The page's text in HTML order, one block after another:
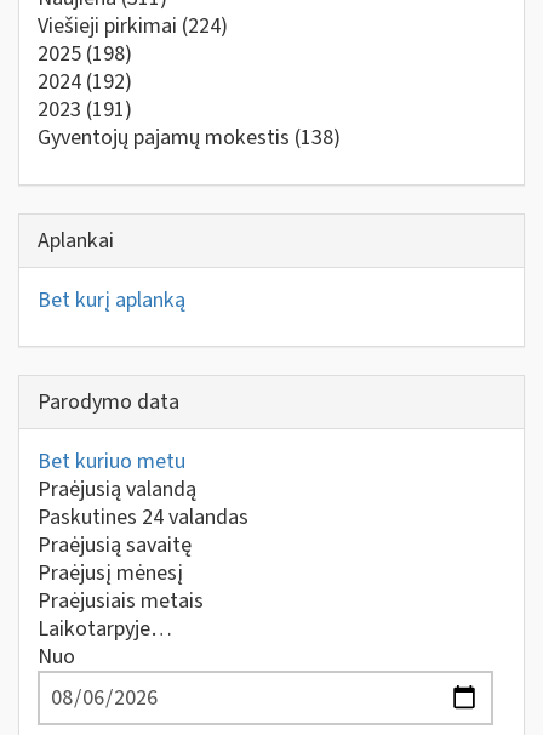
Viešieji pirkimai (224)
2025 (198)
2024 (192)
2023 (191)
Gyventojų pajamų mokestis (138)
Aplankai
Bet kurį aplanką
Parodymo data
Bet kuriuo metu
Praėjusią valandą
Paskutines 24 valandas
Praėjusią savaitę
Praėjusį mėnesį
Praėjusiais metais
Laikotarpyje…
Nuo